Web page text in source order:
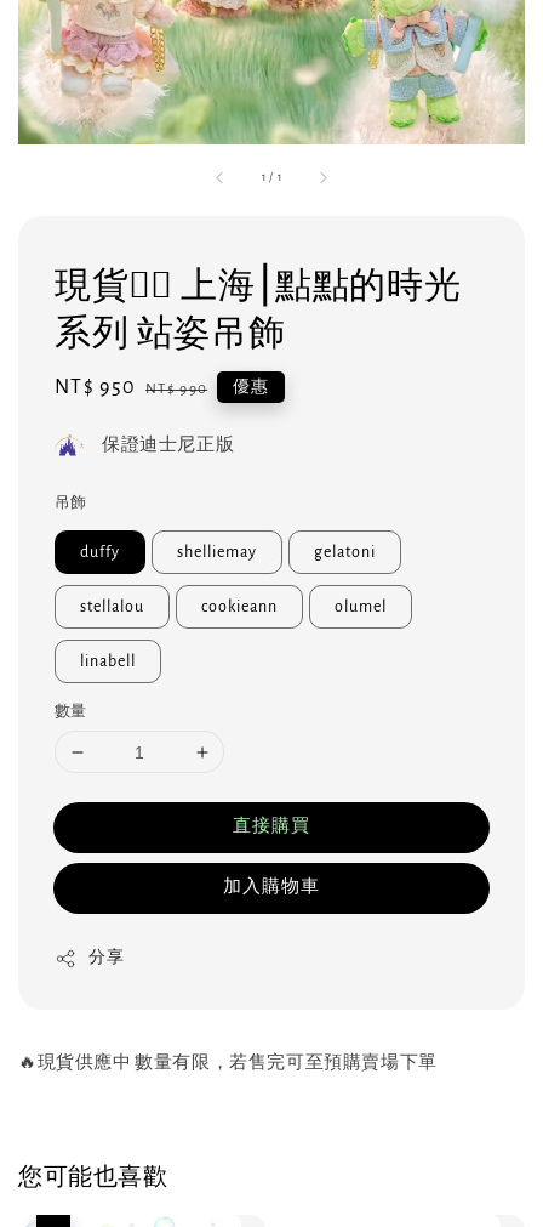
1 / 1
現貨❤️‍🔥 上海⎮點點的時光
系列 站姿吊飾
Sale
NT$ 950 Regular
NT$ 990 優惠
保證迪士尼正版
吊飾
duffy shelliemay gelatoni
stellalou cookieann olumel
linabell
數量
直接購買
加入購物車
分享
🔥現貨供應中 數量有限，若售完可至預購賣場下單
您可能也喜歡